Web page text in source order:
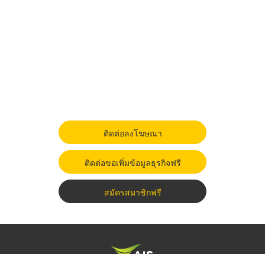
ติดต่อลงโฆษณา
ติดต่อขอเพิ่มข้อมูลธุรกิจฟรี
สมัครสมาชิกฟรี